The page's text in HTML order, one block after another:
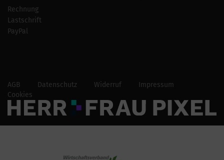
Rechnung
Lastschrift
PayPal
AGB Datenschutz Widerruf
Impressum
Cookies